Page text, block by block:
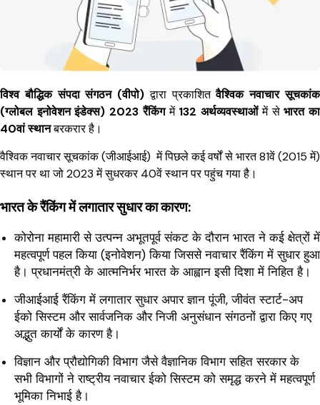
विश्व बौद्धिक संपदा संगठन (वीपो) द्वारा प्रकाशितवैश्विक नवाचार सूचकांक
(ग्लोबल इनोवेशन इंडेक्स) 2023 रैंकिंगमें 132 अर्थव्यवस्थाओंमें सेभारत का
40वां स्थानबरकरार है।
वैश्विक नवाचार सूचकांक (जीआईआई) में पिछले कई वर्षों से भारत 81वें (2015 में)
स्थान पर था जो 2023 में सुधरकर 40वें स्थान पर पहुंच गया है।
भारत के रैंकिंग में लगातार सुधार का कारण:
कोरोना महामारी से उत्पन्न अभूतपूर्व संकट के दौरान भारत ने कई क्षेत्रों में
महत्वपूर्ण पहल किया (इनोवेशन) किया जिससे नवाचार रैंकिंग में सुधार हुआ
है। प्रधानमंत्री के आत्मनिर्भर भारत के आह्वान इसी दिशा में निहित है।
जीआईआई रैंकिंग में लगातार सुधार अपार ज्ञान पूंजी, जीवंत स्टार्ट-अप
ईको सिस्‍टम और सार्वजनिक और निजी अनुसंधान संगठनों द्वारा किए गए
अद्भुत कार्यों के कारण है।
विज्ञान और प्रौद्योगिकी विभाग जैसे वैज्ञानिक विभाग सहित सरकार के
सभी विभागों ने राष्ट्रीय नवाचार ईको सिस्‍टम को समृद्ध करने में महत्वपूर्ण
भूमिका निभाई है।